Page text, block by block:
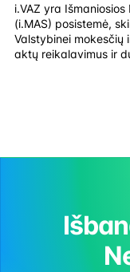
i.VAZ yra
(i.MAS) posistemė,
Valstybinei mokesčių
aktų reikalavimus ir